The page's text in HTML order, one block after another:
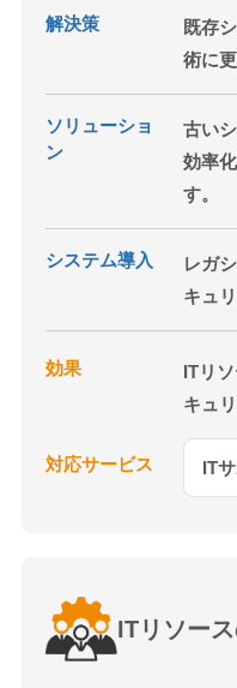
解決策
既存
術に
ソリューショ
ン
古い
効率
す。
システム導入
レガ
キュ
効果
ITリ
キュ
対応サービス IT
ITリソー